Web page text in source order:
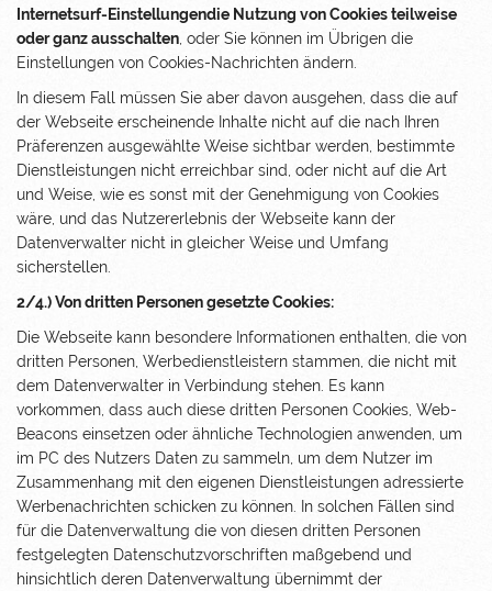
Internetsurf-Einstellungendie Nutzung von Cookies teilweise
oder ganz ausschalten , oder Sie können im Übrigen die
Einstellungen von Cookies-Nachrichten ändern.
In diesem Fall müssen Sie aber davon ausgehen, dass die auf
der Webseite erscheinende Inhalte nicht auf die nach Ihren
Präferenzen ausgewählte Weise sichtbar werden, bestimmte
Dienstleistungen nicht erreichbar sind, oder nicht auf die Art
und Weise, wie es sonst mit der Genehmigung von Cookies
wäre, und das Nutzererlebnis der Webseite kann der
Datenverwalter nicht in gleicher Weise und Umfang
sicherstellen.
2/4.) Von dritten Personen gesetzte Cookies:
Die Webseite kann besondere Informationen enthalten, die von
dritten Personen, Werbedienstleistern stammen, die nicht mit
dem Datenverwalter in Verbindung stehen. Es kann
vorkommen, dass auch diese dritten Personen Cookies, Web-
Beacons einsetzen oder ähnliche Technologien anwenden, um
im PC des Nutzers Daten zu sammeln, um dem Nutzer im
Zusammenhang mit den eigenen Dienstleistungen adressierte
Werbenachrichten schicken zu können. In solchen Fällen sind
für die Datenverwaltung die von diesen dritten Personen
festgelegten Datenschutzvorschriften maßgebend und
hinsichtlich deren Datenverwaltung übernimmt der